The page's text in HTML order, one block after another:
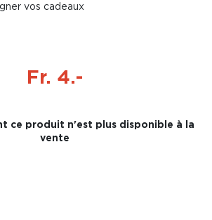
vos cadeaux
Fr. 4.-
ce produit n'est plus disponible à la
vente